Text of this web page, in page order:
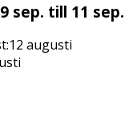
9 sep. till 11 sep.
:12 augusti